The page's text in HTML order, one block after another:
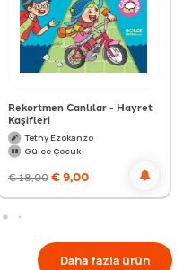
Rekortmen Canlılar - Hayret
Kaşifleri
Tethy Ezokanzo
Gülce Çocuk
€18,00€9,00
Daha fazla ürün